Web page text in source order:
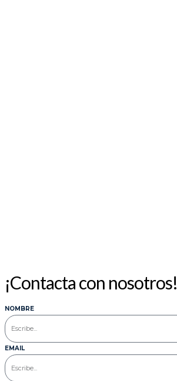
¡Contacta con nosotros!
NOMBRE
EMAIL